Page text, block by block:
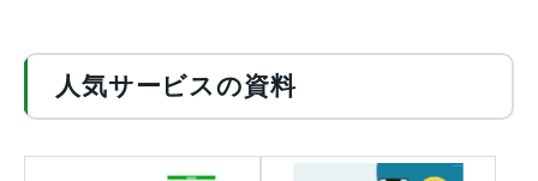
人気サービスの資料